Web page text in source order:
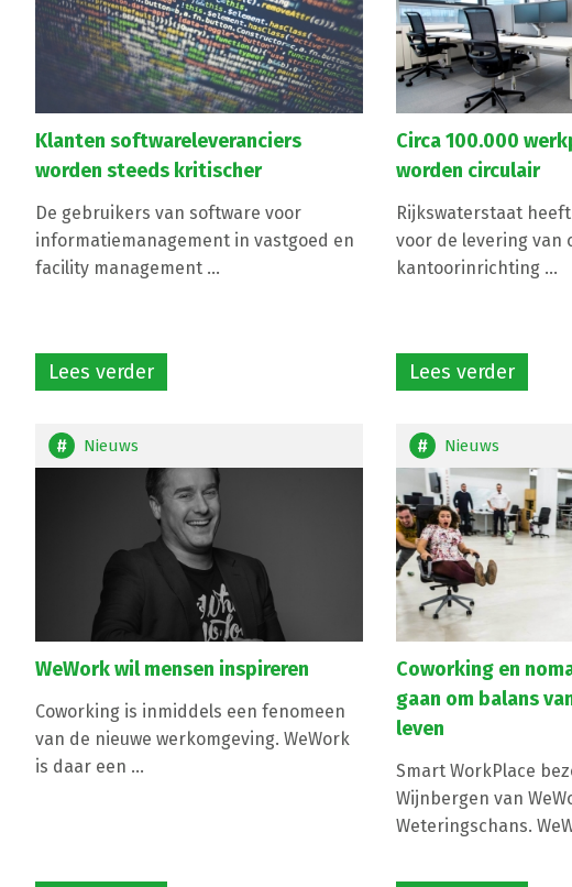
Klanten softwareleveranciers
worden steeds kritischer
De gebruikers van software voor
informatiemanagement in vastgoed en
facility management ...
Lees verder
Circa 100.000
worden circulair
Rijkswaterstaat
voor de levering van
kantoorinrichting ...
Lees verder
Nieuws
WeWork wil mensen inspireren
Coworking is inmiddels een fenomeen
van de nieuwe werkomgeving. WeWork
is daar een ...
Nieuws
Coworking en
gaan om balans
leven
Smart WorkPlace
Wijnbergen van
Weteringschans.